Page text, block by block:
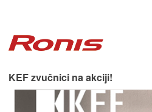
KEF zvučnici na akciji!